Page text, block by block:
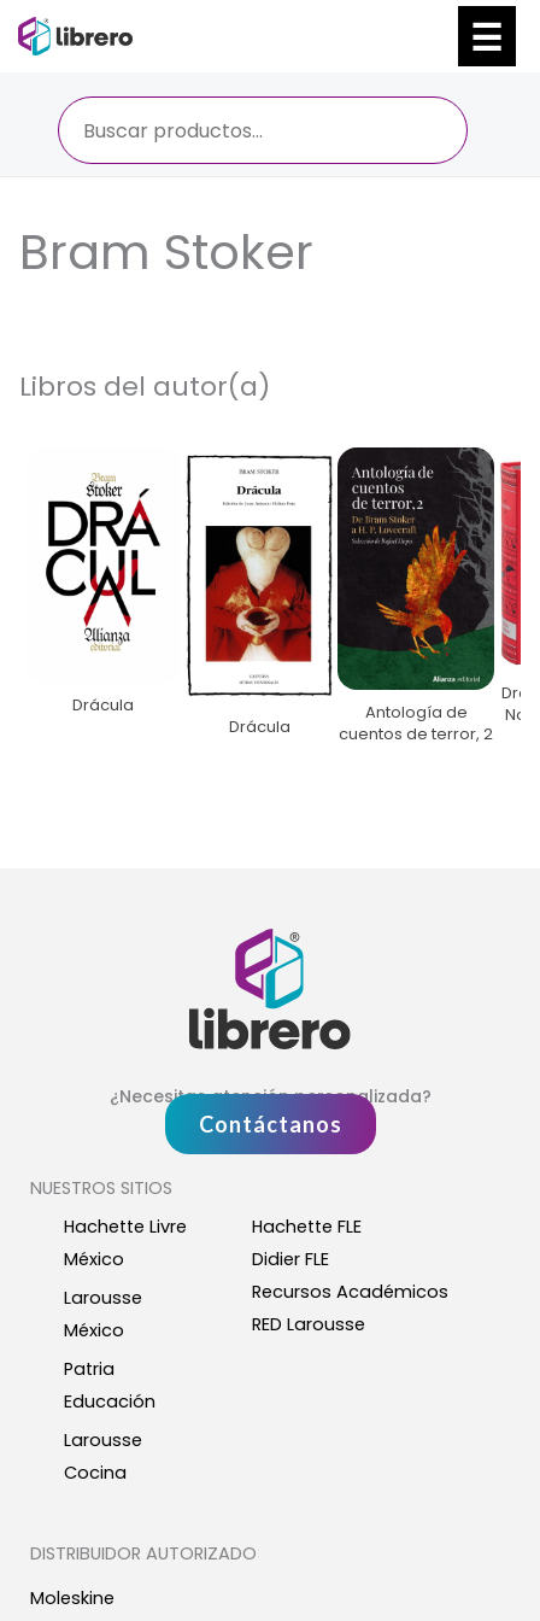
Bram Stoker
Libros del autor(a)
Drácula
Drácula
Antología de
cuentos de terror, 2
¿Necesitas atención personalizada?
Contáctanos
NUESTROS SITIOS
Hachette Livre
México
Larousse
México
Patria
Educación
Larousse
Cocina
Hachette FLE
Didier FLE
Recursos Académicos
RED Larousse
DISTRIBUIDOR AUTORIZADO
Moleskine